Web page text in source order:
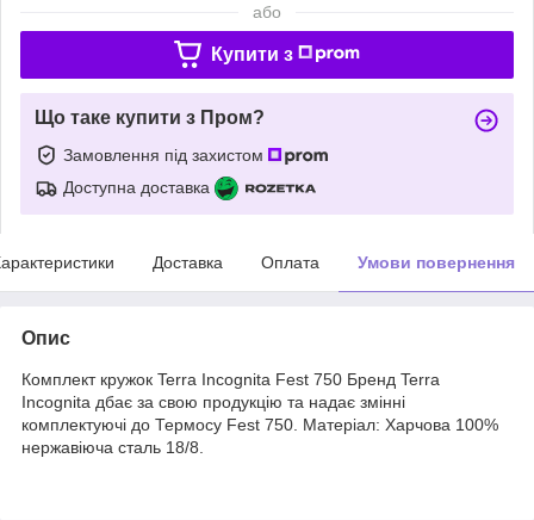
або
Купити з
Що таке купити з Пром?
Замовлення під захистом
Доступна доставка
Доставка Оплата Умови повернення
Опис
Комплект кружок Terra Incognita Fest 750 Бренд Terra
Incognita дбає за свою продукцію та надає змінні
комплектуючі до Термосу Fest 750. Матеріал: Харчова 100%
нержавіюча сталь 18/8.